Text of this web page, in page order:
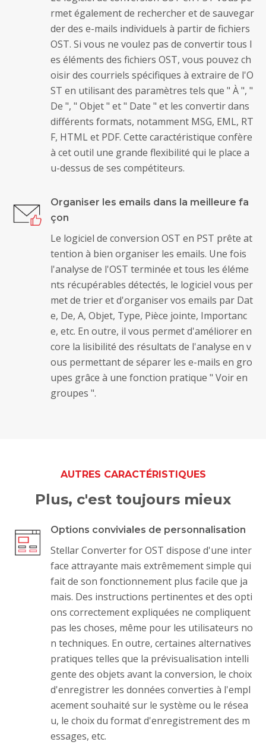
rmet également de rechercher et de sauvegar
der des e-mails individuels à partir de fichiers
OST. Si vous ne voulez pas de convertir tous l
es éléments des fichiers OST, vous pouvez ch
oisir des courriels spécifiques à extraire de l'O
ST en utilisant des paramètres tels que " À ", "
De ", " Objet " et " Date " et les convertir dans
différents formats, notamment MSG, EML, RT
F, HTML et PDF. Cette caractéristique confère
à cet outil une grande flexibilité qui le place a
u-dessus de ses compétiteurs.
Organiser les emails dans la meilleure fa
çon
Le logiciel de conversion OST en PST prête at
tention à bien organiser les emails. Une fois
l'analyse de l'OST terminée et tous les éléme
nts récupérables détectés, le logiciel vous per
met de trier et d'organiser vos emails par Dat
e, De, A, Objet, Type, Pièce jointe, Importanc
e, etc. En outre, il vous permet d'améliorer en
core la lisibilité des résultats de l'analyse en v
ous permettant de séparer les e-mails en gro
upes grâce à une fonction pratique " Voir en
groupes ".
AUTRES CARACTÉRISTIQUES
Plus, c'est toujours mieux
Options conviviales de personnalisation
Stellar Converter for OST dispose d'une inter
face attrayante mais extrêmement simple qui
fait de son fonctionnement plus facile que ja
mais. Des instructions pertinentes et des opti
ons correctement expliquées ne compliquent
pas les choses, même pour les utilisateurs no
n techniques. En outre, certaines alternatives
pratiques telles que la prévisualisation intelli
gente des objets avant la conversion, le choix
d'enregistrer les données converties à l'empl
acement souhaité sur le système ou le résea
u, le choix du format d'enregistrement des m
essages, etc.